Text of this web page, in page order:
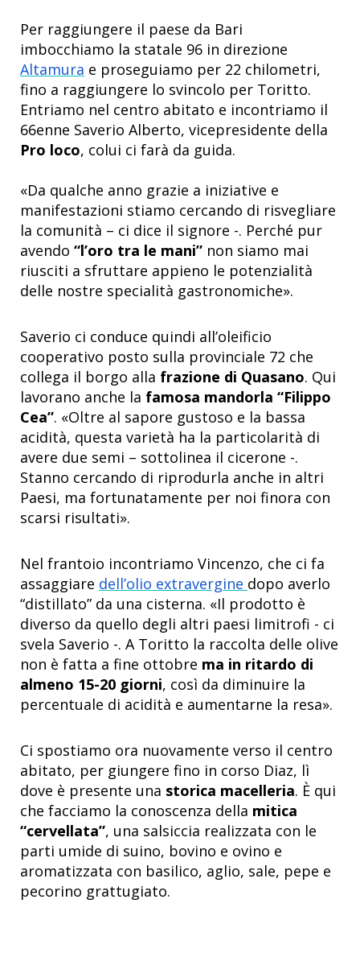
Per raggiungere il paese da Bari
imbocchiamo la statale 96 in direzione
Altamura e proseguiamo per 22 chilometri,
fino a raggiungere lo svincolo per Toritto.
Entriamo nel centro abitato e incontriamo il
66enne Saverio Alberto, vicepresidente della
Pro loco, colui ci farà da guida.
«Da qualche anno grazie a iniziative e
manifestazioni stiamo cercando di risvegliare
la comunità – ci dice il signore -. Perché pur
avendo “l’oro tra le mani” non siamo mai
riusciti a sfruttare appieno le potenzialità
delle nostre specialità gastronomiche».
Saverio ci conduce quindi all’oleificio
cooperativo posto sulla provinciale 72 che
collega il borgo alla frazione di Quasano. Qui
lavorano anche la famosa mandorla “Filippo
Cea”. «Oltre al sapore gustoso e la bassa
acidità, questa varietà ha la particolarità di
avere due semi – sottolinea il cicerone -.
Stanno cercando di riprodurla anche in altri
Paesi, ma fortunatamente per noi finora con
scarsi risultati».
Nel frantoio incontriamo Vincenzo, che ci fa
assaggiare dell’olio extravergine dopo averlo
“distillato” da una cisterna. «Il prodotto è
diverso da quello degli altri paesi limitrofi - ci
svela Saverio -. A Toritto la raccolta delle olive
non è fatta a fine ottobre ma in ritardo di
almeno 15-20 giorni, così da diminuire la
percentuale di acidità e aumentarne la resa».
Ci spostiamo ora nuovamente verso il centro
abitato, per giungere fino in corso Diaz, lì
dove è presente una storica macelleria. È qui
che facciamo la conoscenza della mitica
“cervellata”, una salsiccia realizzata con le
parti umide di suino, bovino e ovino e
aromatizzata con basilico, aglio, sale, pepe e
pecorino grattugiato.